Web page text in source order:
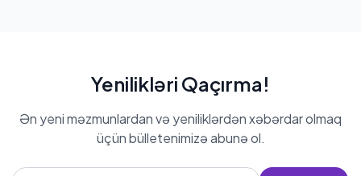
Yenilikləri Qaçırma!
Ən yeni məzmunlardan və yeniliklərdən xəbərdar olmaq
üçün bülletenimizə abunə ol.